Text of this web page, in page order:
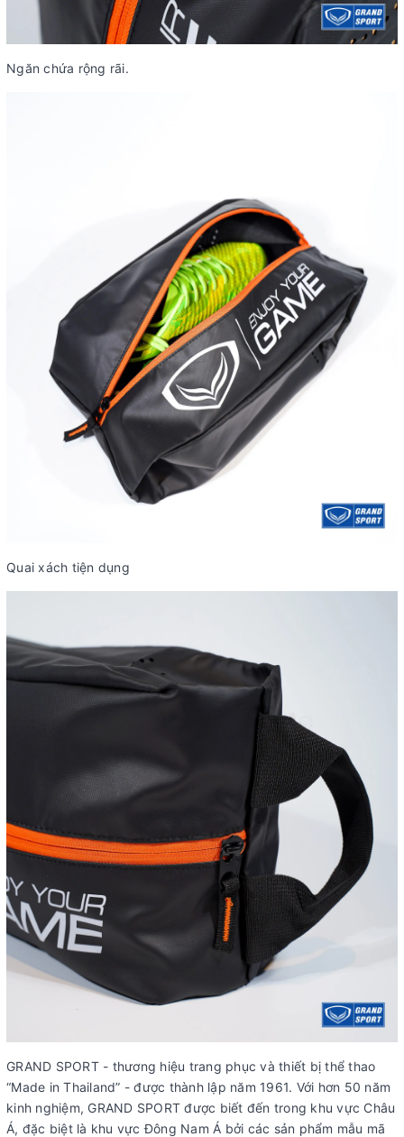
Ngăn chứa rộng rãi.
Quai xách tiện dụng
GRAND SPORT - thương hiệu trang phục và thiết bị thể thao
“Made in Thailand” - được thành lập năm 1961. Với hơn 50 năm
kinh nghiệm, GRAND SPORT được biết đến trong khu vực Châu
Á, đặc biệt là khu vực Đông Nam Á bởi các sản phẩm mẫu mã